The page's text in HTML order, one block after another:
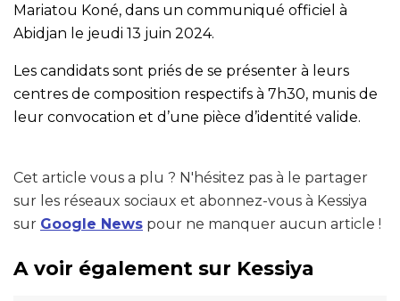
Mariatou Koné, dans un communiqué officiel à
Abidjan le jeudi 13 juin 2024.
Les candidats sont priés de se présenter à leurs
centres de composition respectifs à 7h30, munis de
leur convocation et d’une pièce d’identité valide.
Cet article vous a plu ? N'hésitez pas à le partager
sur les réseaux sociaux et abonnez-vous à Kessiya
sur Google News pour ne manquer aucun article !
A voir également sur Kessiya